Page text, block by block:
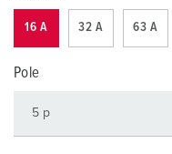
16 A 32 A 63 A
Pole